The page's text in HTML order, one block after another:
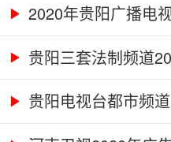
2020年贵阳广播电
贵阳三套法制频道
贵阳电视台都市频